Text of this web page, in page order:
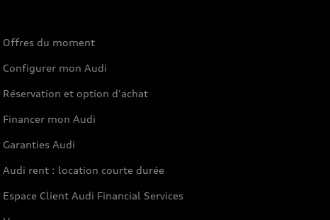
Offres du moment
Configurer mon Audi
Réservation et option d'achat
Financer mon Audi
Garanties Audi
Audi rent : location courte durée
Espace Client Audi Financial Services